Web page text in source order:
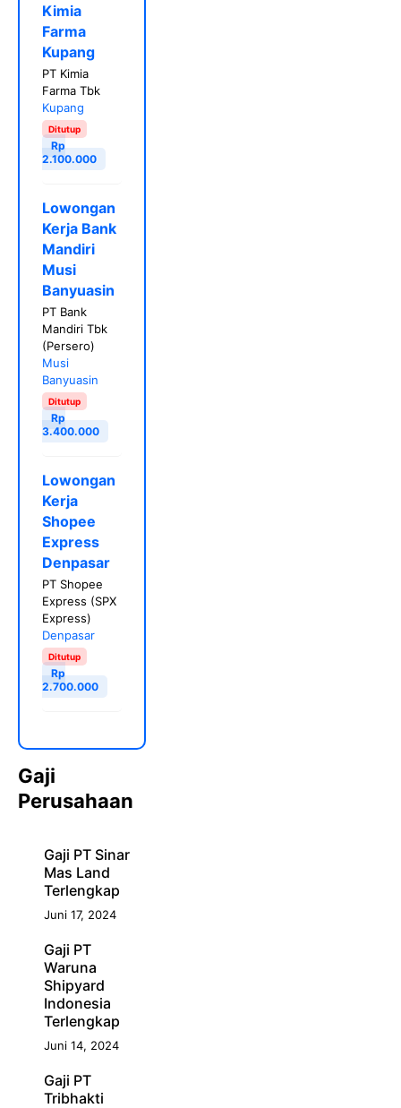
Kimia
Farma
Kupang
PT Kimia
Farma Tbk
Kupang
Ditutup
Rp
2.100.000
Lowongan
Kerja Bank
Mandiri
Musi
Banyuasin
PT Bank
Mandiri Tbk
(Persero)
Musi
Banyuasin
Ditutup
Rp
3.400.000
Lowongan
Kerja
Shopee
Express
Denpasar
PT Shopee
Express (SPX
Express)
Denpasar
Ditutup
Rp
2.700.000
Gaji
Perusahaan
Gaji PT Sinar
Mas Land
Terlengkap
Juni 17, 2024
Gaji PT
Waruna
Shipyard
Indonesia
Terlengkap
Juni 14, 2024
Gaji PT
Tribhakti